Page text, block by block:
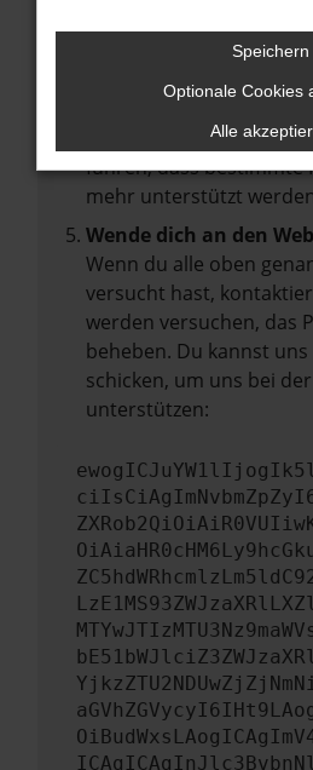
Betriebssystem auf
Veraltete Software birgt
Sicherheitsrisiko,
führen, dass bestimmte
mehr unterstützt
Wende dich an den
Wenn du alle oben
versucht hast,
werden versuchen, das
beheben. Du kannst uns
schicken, um uns bei
unterstützen:
Speichern
Optionale Cookies
Alle